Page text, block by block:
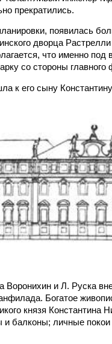
прекратились.
появилась
дворца Растрелли
что именно под
со стороны главного
к его сыну
Воронихин и Л. Руска
Богатое
князя Константина
и балконы; личные